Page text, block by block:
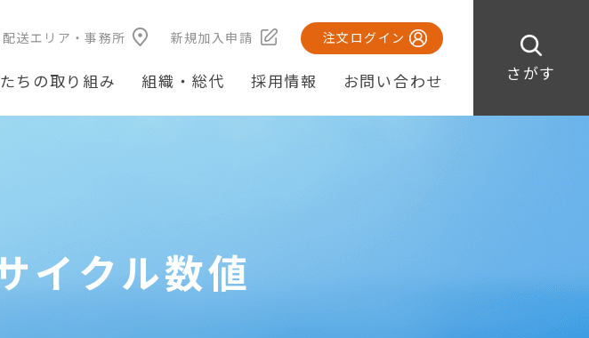
さがす
配送エリア・事務所 新規加入申請 注文ログイン
ちの取り組み 組織・総代 採用情報 お問い合わせ
イクル数値